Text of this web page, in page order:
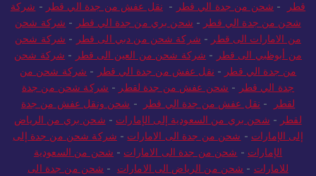
قطر
- شحن من جدة الي قطر - نقل عفش من جدة الي قطر - شركة
شحن من جدة الي قطر - شحن بري من جدة الي قطر - شركة شحن
من الامارات الى قطر - شركة شحن من دبي الى قطر - شركة شحن
من أبوظبي الى قطر - شركة شحن من العين الى قطر - شركة شحن
من جدة الي قطر - نقل عفش من جدة الي قطر - شركة شحن من
جدة الي قطر - شحن عفش من جدة لقطر - شركة شحن من جدة
لقطر
- نقل عفش من جدة الي قطر - شحن ونقل عفش من جدة
لقطر - شحن بري من السعودية إلى الإمارات - شحن بري من الرياض
إلى الإمارات - شحن من جدة الى الامارات - شركة شحن من جدة إلى
الإمارات - شحن من جدة الى الامارات - شحن من السعودية
للامارات - شحن من الرياض الى الامارات - شحن من جدة الى